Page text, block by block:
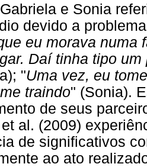
e Sonia
devido a
eu morava numa
Daí tinha tipo
"Uma vez, eu
traindo" (Sonia).
de seus
al. (2009)
de significativos
ao ato